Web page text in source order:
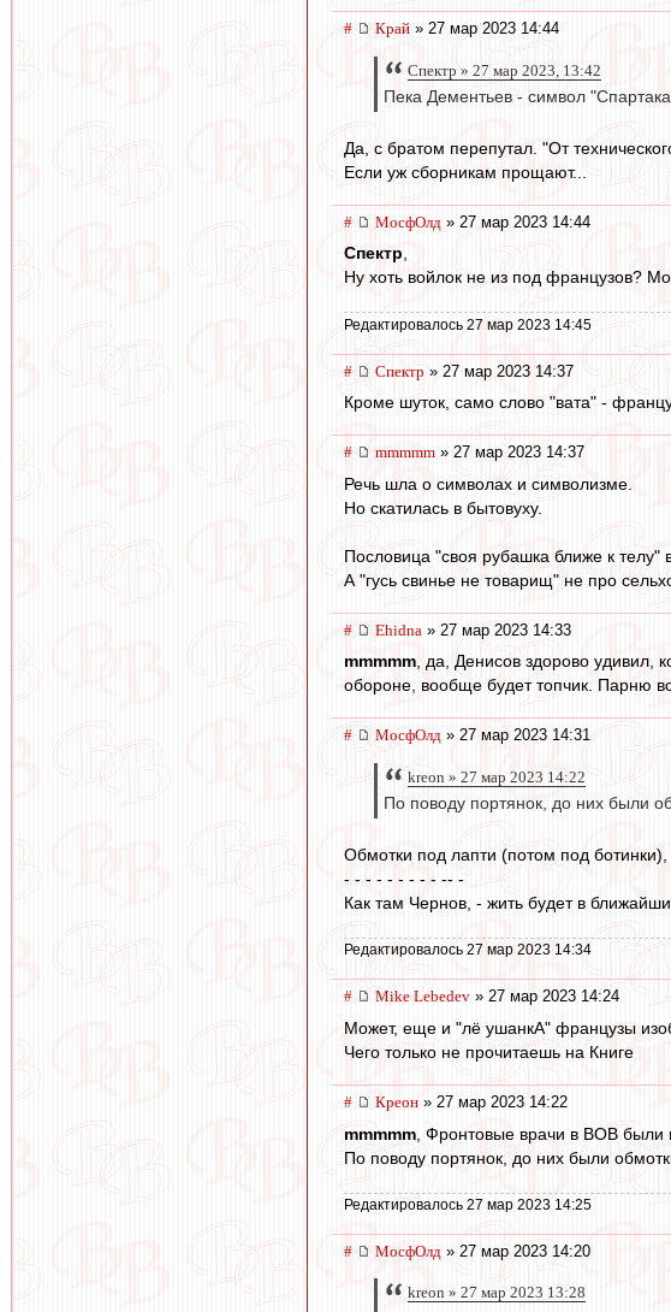
# Край » 27 мар 2023 14:44
Спектр » 27 мар 2023, 13:42
Пека Дементьев - символ
Да, с братом перепутал. "От
Если уж сборникам прощают...
# МосфОлд » 27 мар 2023 14:44
Спектр,
Ну хоть войлок не из под французов?
Редактировалось 27 мар 2023 14:45
# Спектр » 27 мар 2023 14:37
Кроме шуток, само слово "вата" -
# mmmmm » 27 мар 2023 14:37
Речь шла о символах и символизме.
Но скатилась в бытовуху.
Пословица "своя рубашка ближе к телу"
А "гусь свинье не товарищ" не про
# Ehidna » 27 мар 2023 14:33
mmmmm, да, Денисов здорово удивил,
обороне, вообще будет топчик. Парню
# МосфОлд » 27 мар 2023 14:31
kreon » 27 мар 2023 14:22
По поводу портянок, до них были
Обмотки под лапти (потом под ботинки),
- - - - - - - - - -- -
Как там Чернов, - жить будет в
Редактировалось 27 мар 2023 14:34
# Mike Lebedev » 27 мар 2023 14:24
Может, еще и "лё ушанкА" французы
Чего только не прочитаешь на Книге
# Креон » 27 мар 2023 14:22
mmmmm , Фронтовые врачи в ВОВ были
По поводу портянок, до них были
Редактировалось 27 мар 2023 14:25
# МосфОлд » 27 мар 2023 14:20
kreon » 27 мар 2023 13:28